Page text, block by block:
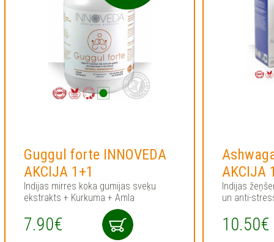
Guggul forte INNOVEDA
AKCIJA 1+1
Indijas mirres koka gumijas sveķu
ekstrakts + Kurkuma + Amla
7.90€
AKCIJA
Indijas
un anti-
10.50€